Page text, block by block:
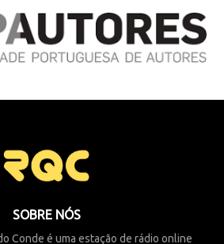
SOBRE NÓS
Conde é uma estação de rádio online